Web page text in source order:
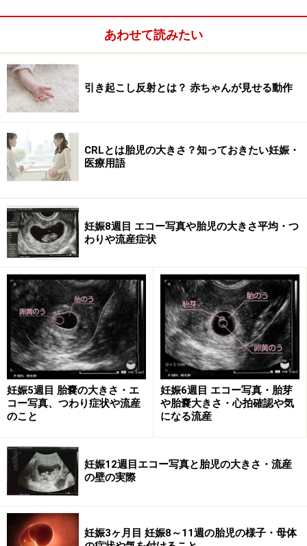
大切です。もちろん、人生の先輩である母親や出産した
お友達に相談しても。
パパだからできること
親になる嬉しい気持ちはパパも同じ。ただ、ママは精
神・体調面で不安定になる時期です。ママが不安になっ
ていると感じたら、仕事を早めに切りあげて帰宅するな
ど、一緒にいる時間を長く。精神的な支えはパパが一
番。また、体調面では流産の危険性から、ママは重いも
のをもつことや激しい運動は控えたい時期。ふとんの上
げ下ろしや買い物の荷物もち、ゴミ出しなど、パパの力
が頼りです。Ｈは注意が必要です。ママの負担にならな
あわせて読みたい
引き起こし反射とは？ 赤ちゃんが見せる動作
CRLとは胎児の大きさ？知っておきたい妊娠・
医療用語
妊娠8週目 エコー写真や胎児の大きさ平均・つ
わりや流産症状
妊娠5週目 胎嚢の大きさ・エ
コー写真、つわり症状や流産
のこと
妊娠6週目 エコー写真・胎芽
や胎嚢大きさ・心拍確認や気
になる流産
妊娠12週目エコー写真と胎児の大きさ・流産
の壁の実際
妊娠3ヶ月目 妊娠8～11週の胎児の様子・母体